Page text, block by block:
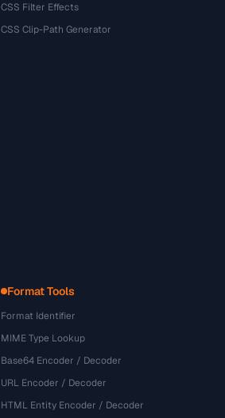
CSS Filter Effects
CSS Clip-Path Generator
Format Tools
Format Identifier
MIME Type Lookup
Base64 Encoder / Decoder
URL Encoder / Decoder
HTML Entity Encoder / Decoder